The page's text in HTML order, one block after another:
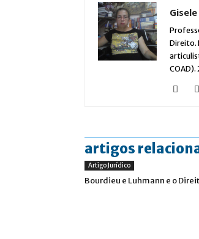
Direito.
COAD).
artigos
Artigo Jurídico
Bourdieu e Luhmann e o